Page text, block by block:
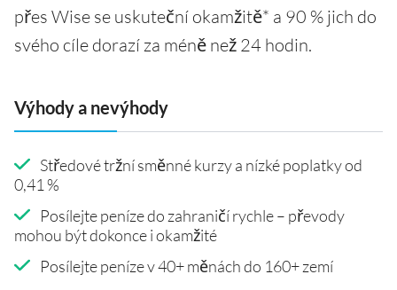
přes Wise se uskuteční okamžitě* a 90 % jich do
svého cíle dorazí za méně než 24 hodin.
Výhody a nevýhody
Středové tržní směnné kurzy a nízké poplatky od
0,41 %
Posílejte peníze do zahraničí rychle – převody
mohou být dokonce i okamžité
Posílejte peníze v 40+ měnách do 160+ zemí